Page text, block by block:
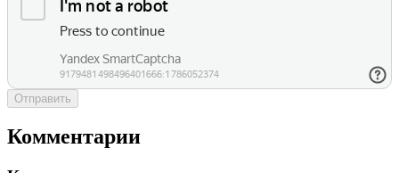
Отправить
Комментарии